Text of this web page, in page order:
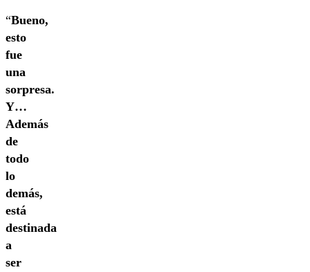
“Bueno,
esto
fue
una
sorpresa.
Y…
Además
de
todo
lo
demás,
está
destinada
a
ser